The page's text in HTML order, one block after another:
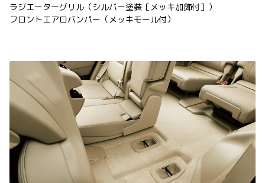
ラジエーターグリル（シルバー塗装［メッキ加飾付］）
フロントエアロバンパー（メッキモール付）